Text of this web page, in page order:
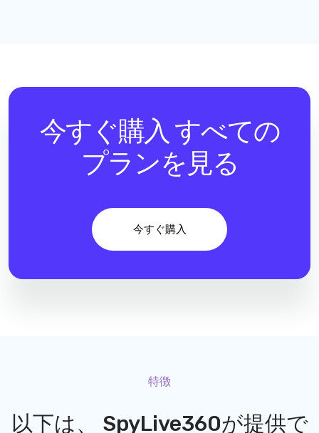
今すぐ購入 すべての
プランを見る
今すぐ購入
特徴
以下は、 SpyLive360が提供で